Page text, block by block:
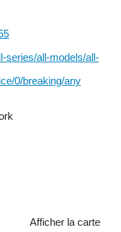
series/all-models/all-
0/breaking/any
Afficher la carte